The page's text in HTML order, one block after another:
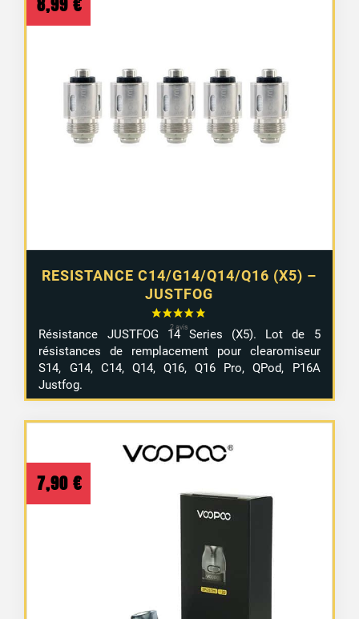
8 avis
RESISTANCE C14/G14/Q14/Q16 (X5) –
JUSTFOG
8,99 €
Résistance JUSTFOG 14 Series (X5). Lot de 5
résistances de remplacement pour clearomiseur
S14, G14, C14, Q14, Q16, Q16 Pro, QPod, P16A
Justfog.
7,90 €